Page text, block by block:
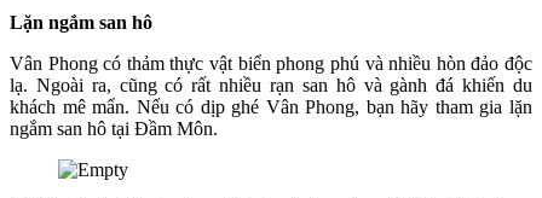
Lặn ngắm san hô
Vân Phong có thảm thực vật biển phong phú và nhiều hòn đảo độc
lạ. Ngoài ra, cũng có rất nhiều rạn san hô và gành đá khiến du
khách mê mẩn. Nếu có dịp ghé Vân Phong, bạn hãy tham gia lặn
ngắm san hô tại Đầm Môn.